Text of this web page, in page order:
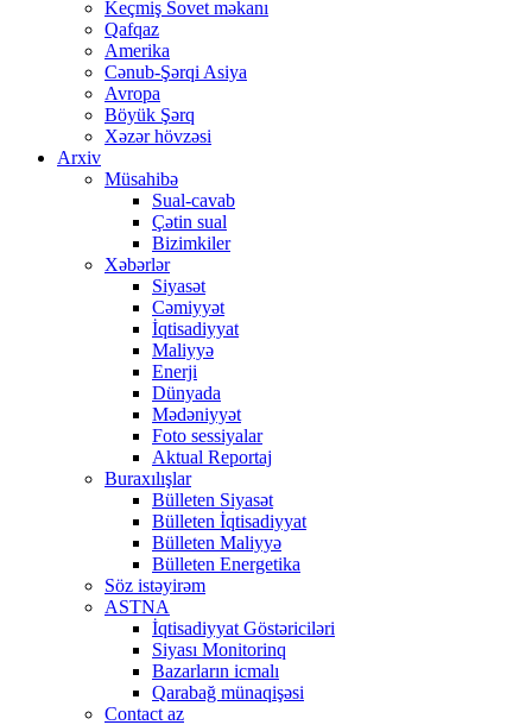
Keçmiş Sovet məkanı
Qafqaz
Amerika
Cənub-Şərqi Asiya
Avropa
Böyük Şərq
Xəzər hövzəsi
Arxiv
Müsahibə
Sual-cavab
Çətin sual
Bizimkiler
Xəbərlər
Siyasət
Cəmiyyət
İqtisadiyyat
Maliyyə
Enerji
Dünyada
Mədəniyyət
Foto sessiyalar
Aktual Reportaj
Buraxılışlar
Bülleten Siyasət
Bülleten İqtisadiyyat
Bülleten Maliyyə
Bülleten Energetika
Söz istəyirəm
ASTNA
İqtisadiyyat Göstəriciləri
Siyası Monitorinq
Bazarların icmalı
Qarabağ münaqişəsi
Contact az